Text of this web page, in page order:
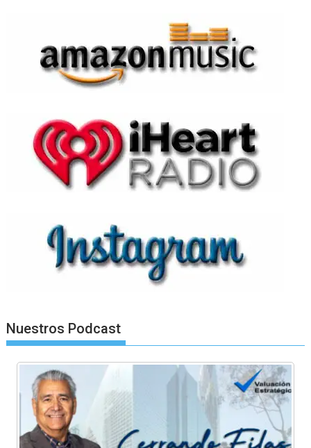
Nuestros Podcast